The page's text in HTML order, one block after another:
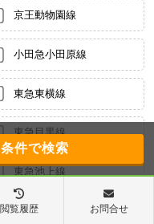
京王動物園線
小田急小田原線
東急東横線
東急目黒線
東急池上線
京急本線
閲覧履歴 お問合せ